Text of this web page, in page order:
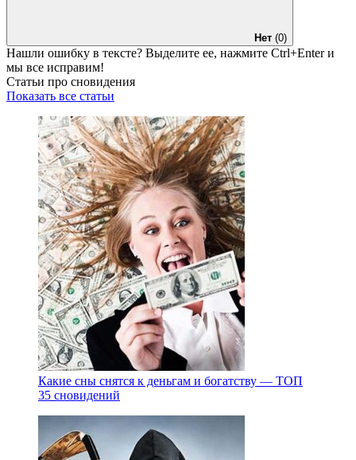
Нет (0)
Нашли ошибку в тексте? Выделите ее, нажмите Ctrl+Enterи
мы все исправим!
Статьи про сновидения
Показать все статьи
Какие сны снятся к деньгам и богатству — ТОП
35 сновидений